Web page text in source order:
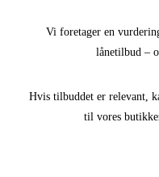
Vi foretager en
lånetilbud –
Hvis tilbuddet er relevant,
til vores